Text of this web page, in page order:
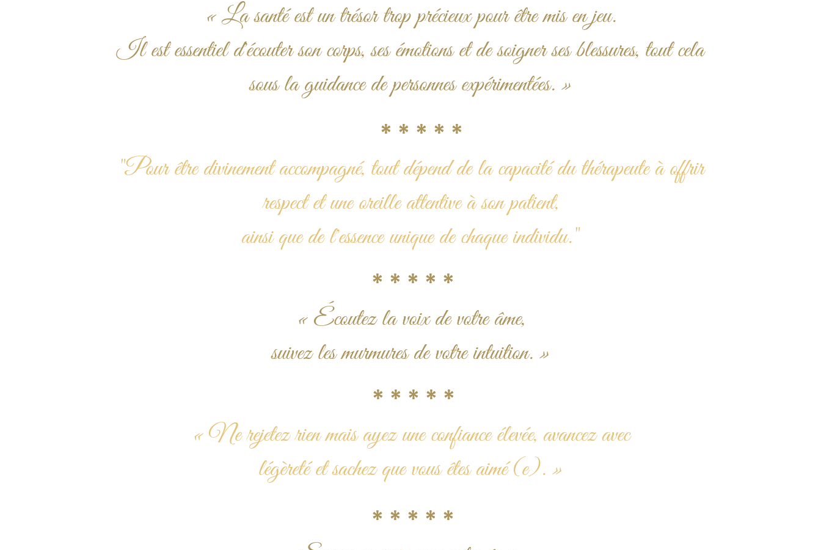
« La santé est un trésor trop précieux pour être mis en jeu.
Il est essentiel d'écouter son corps, ses émotions et de soigner ses blessures, tout cela
sous la guidance de personnes expérimentées. »
* * * * *
"Pour être divinement accompagné, tout dépend de la capacité du thérapeute à offrir
respect et une oreille attentive à son patient,
ainsi que de l'essence unique de chaque individu."
* * * * *
« Écoutez la voix de votre âme,
suivez les murmures de votre intuition. »
* * * * *
« Ne rejetez rien mais ayez une confiance élevée, avancez avec
légèreté et sachez que vous êtes aimé (e). »
* * * * *